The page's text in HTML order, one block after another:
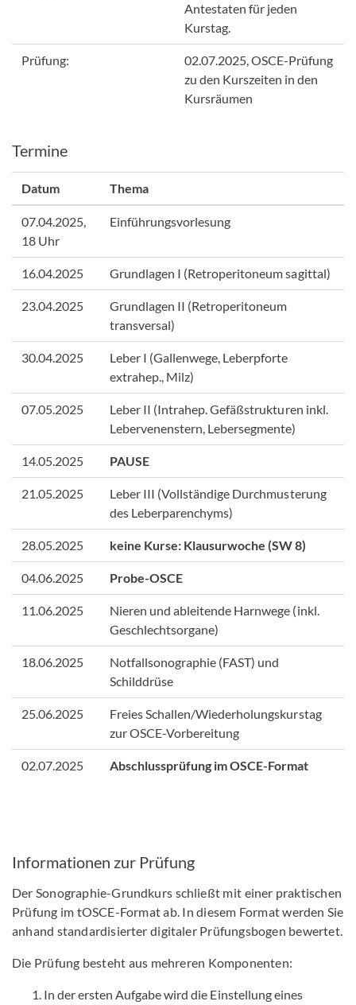
Antestaten für jeden
Kurstag.
Prüfung:
02.07.2025, OSCE-Prüfung
zu den Kurszeiten in den
Kursräumen
Termine
Datum Thema
07.04.2025,
18 Uhr
Einführungsvorlesung
16.04.2025 Grundlagen I (Retroperitoneum sagittal)
23.04.2025
Grundlagen II (Retroperitoneum
transversal)
30.04.2025
Leber I (Gallenwege, Leberpforte
extrahep., Milz)
07.05.2025
Leber II (Intrahep. Gefäßstrukturen inkl.
Lebervenenstern, Lebersegmente)
14.05.2025 PAUSE
21.05.2025
Leber III (Vollständige Durchmusterung
des Leberparenchyms)
28.05.2025 keine Kurse: Klausurwoche (SW 8)
04.06.2025 Probe-OSCE
11.06.2025
Nieren und ableitende Harnwege (inkl.
Geschlechtsorgane)
18.06.2025
Notfallsonographie (FAST) und
Schilddrüse
25.06.2025
Freies Schallen/Wiederholungskurstag
zur OSCE-Vorbereitung
02.07.2025 Abschlussprüfung im OSCE-Format
Informationen zur Prüfung
Der Sonographie-Grundkurs schließt mit einer praktischen
Prüfung im tOSCE-Format ab. In diesem Format werden Sie
anhand standardisierter digitaler Prüfungsbogen bewertet.
Die Prüfung besteht aus mehreren Komponenten:
In der ersten Aufgabe wird die Einstellung eines